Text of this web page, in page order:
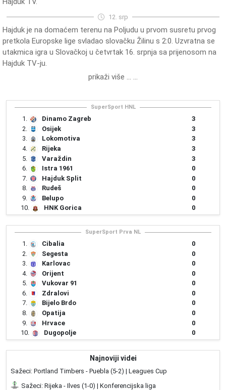
12. srp
Hajduk je na domaćem terenu na Poljudu u prvom susretu prvog
pretkola Europske lige svladao slovačku Žilinu s 2:0. Uzvratna se
utakmica igra u Slovačkoj u četvrtak 16. srpnja sa prijenosom na
Hajduk TV-ju.
prikaži više ... ...
SuperSport HNL
1. Dinamo Zagreb
3
2.
Osijek
3
3.
Lokomotiva
3
4.
Rijeka
3
5.
Varaždin
3
6.
Istra 1961
0
7.
Hajduk Split
0
8.
Rudeš
0
9.
Belupo
0
10.
HNK Gorica 0
SuperSport Prva NL
1. Cibalia
0
2.
Segesta
0
3.
Karlovac
0
4.
Orijent
0
5.
Vukovar 91
0
6.
Zdralovi
0
7.
Bijelo Brdo
0
8.
Opatija
0
9.
Hrvace
0
10.
Dugopolje 0
Najnoviji videi
Sažeci: Portland Timbers - Puebla (5-2) | Leagues Cup
Sažeci: Rijeka - Ilves (1-0) | Konferencijska liga